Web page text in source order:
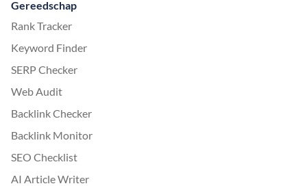
Gereedschap
Rank Tracker
Keyword Finder
SERP Checker
Web Audit
Backlink Checker
Backlink Monitor
SEO Checklist
AI Article Writer